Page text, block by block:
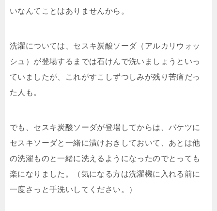
いなんてことはありませんから。
洗濯については、セスキ炭酸ソーダ（アルカリウォッ
シュ）が登場するまでは石けんで洗いましょうといっ
ていましたが、これがすこしずつしみが残り苦痛だっ
た人も。
でも、セスキ炭酸ソーダが登場してからは、バケツに
セスキソーダと一緒に漬けおきしておいて、あとは他
の洗濯ものと一緒に洗えるようになったのでとっても
楽になりました。（気になる方は洗濯機に入れる前に
一度さっと手洗いしてください。）